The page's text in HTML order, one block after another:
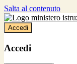
Salta al contenuto
Accedi
Accedi